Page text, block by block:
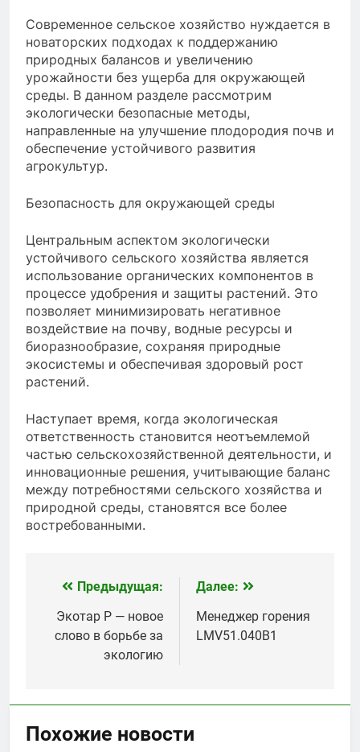
Современное сельское хозяйство нуждается в
новаторских подходах к поддержанию
природных балансов и увеличению
урожайности без ущерба для окружающей
среды. В данном разделе рассмотрим
экологически безопасные методы,
направленные на улучшение плодородия почв и
обеспечение устойчивого развития
агрокультур.
Безопасность для окружающей среды
Центральным аспектом экологически
устойчивого сельского хозяйства является
использование органических компонентов в
процессе удобрения и защиты растений. Это
позволяет минимизировать негативное
воздействие на почву, водные ресурсы и
биоразнообразие, сохраняя природные
экосистемы и обеспечивая здоровый рост
растений.
Наступает время, когда экологическая
ответственность становится неотъемлемой
частью сельскохозяйственной деятельности, и
инновационные решения, учитывающие баланс
между потребностями сельского хозяйства и
природной среды, становятся все более
востребованными.
Навигация
по
записям
Предыдущая:
Экотар Р — новое
слово в борьбе за
экологию
Далее:
Менеджер горения
LMV51.040B1
Похожие новости